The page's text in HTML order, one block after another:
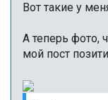
Вот такие у
А теперь фото,
мой пост